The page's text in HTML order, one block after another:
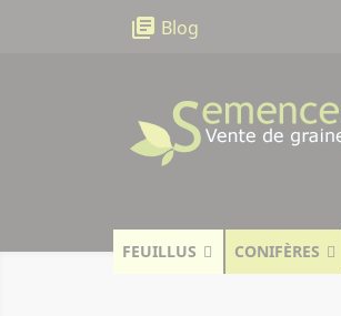
library_books Blog
FEUILLUS CONIFÈRES